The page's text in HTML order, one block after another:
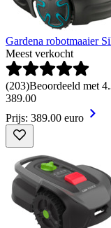
Gardena robotmaaier
Meest verkocht
(203)Beoordeeld met
389.00
Prijs: 389.00 euro